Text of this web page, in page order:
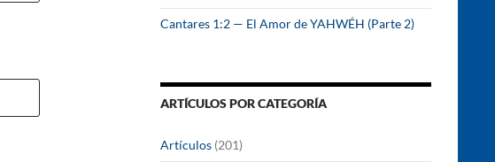
Cantares 1:2 — El Amor de YAHWÉH (Parte 2)
ARTÍCULOS POR CATEGORÍA
Artículos (201)